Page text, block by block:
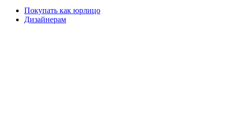
Покупать как юрлицо
Дизайнерам